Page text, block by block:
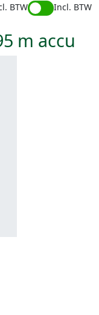
BTW
Incl. BTW
m accu